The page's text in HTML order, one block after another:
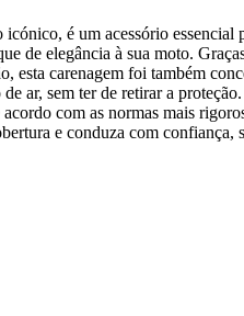
é um acessório essencial
de elegância à sua moto.
esta carenagem foi também
ar, sem ter de retirar a
com as normas mais
e conduza com confiança,